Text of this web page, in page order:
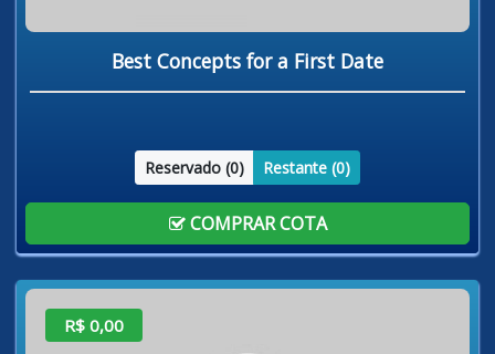
Best Concepts for a First Date
Reservado (0) Restante (0)
COMPRAR COTA
R$ 0,00